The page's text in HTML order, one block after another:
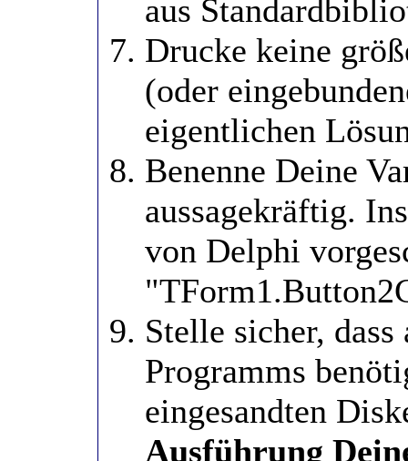
aus
Drucke keine
(oder
eigentlichen
Benenne Deine
aussagekräftig.
von Delphi
Stelle sicher,
Programms
eingesandten
Ausführung